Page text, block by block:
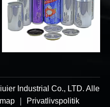
Industrial Co., LTD. Alle
Privatlivspolitik